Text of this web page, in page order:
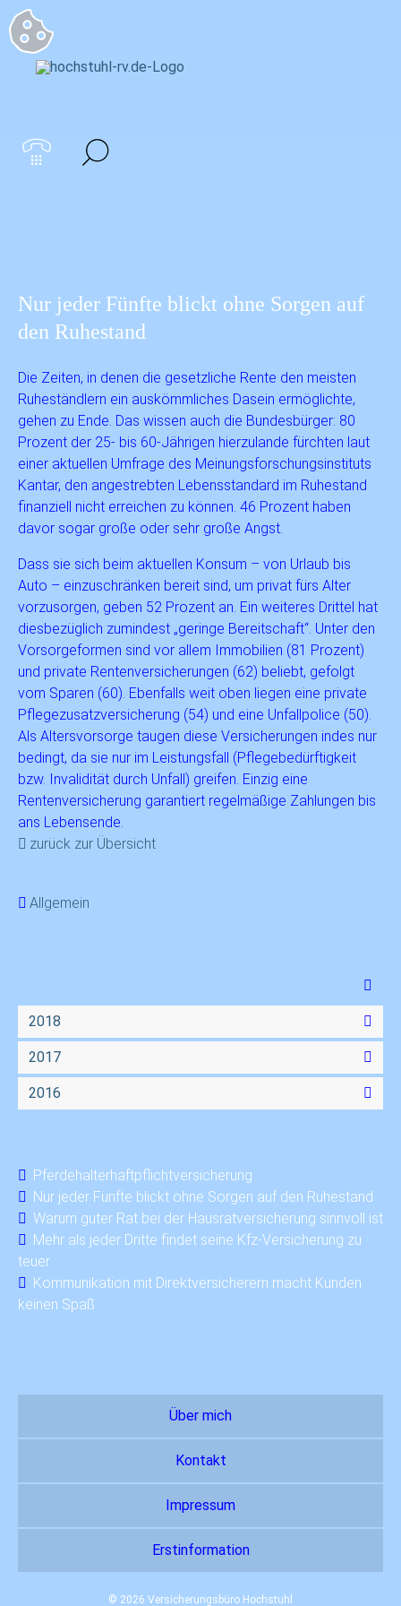
Nur jeder Fünfte blickt ohne Sorgen auf
den Ruhestand
Die Zeiten, in denen die gesetzliche Rente den meisten
Ruheständlern ein auskömmliches Dasein ermöglichte,
gehen zu Ende. Das wissen auch die Bundesbürger: 80
Prozent der 25- bis 60-Jährigen hierzulande fürchten laut
einer aktuellen Umfrage des Meinungsforschungsinstituts
Kantar, den angestrebten Lebensstandard im Ruhestand
finanziell nicht erreichen zu können. 46 Prozent haben
davor sogar große oder sehr große Angst.
Dass sie sich beim aktuellen Konsum – von Urlaub bis
Auto – einzuschränken bereit sind, um privat fürs Alter
vorzusorgen, geben 52 Prozent an. Ein weiteres Drittel hat
diesbezüglich zumindest „geringe Bereitschaft“. Unter den
Vorsorgeformen sind vor allem Immobilien (81 Prozent)
und private Rentenversicherungen (62) beliebt, gefolgt
vom Sparen (60). Ebenfalls weit oben liegen eine private
Pflegezusatzversicherung (54) und eine Unfallpolice (50).
Als Altersvorsorge taugen diese Versicherungen indes nur
bedingt, da sie nur im Leistungsfall (Pflegebedürftigkeit
bzw. Invalidität durch Unfall) greifen. Einzig eine
Rentenversicherung garantiert regelmäßige Zahlungen bis
ans Lebensende.
zurück zur Übersicht
Allgemein
2018
2017
2016
Pferdehalterhaftpflichtversicherung
Nur jeder Fünfte blickt ohne Sorgen auf den Ruhestand
Warum guter Rat bei der Hausratversicherung sinnvoll ist
Mehr als jeder Dritte findet seine Kfz-Versicherung zu
teuer
Kommunikation mit Direktversicherern macht Kunden
keinen Spaß
Über mich
Kontakt
Impressum
Erstinformation
© 2026 Versicherungsbüro Hochstuhl